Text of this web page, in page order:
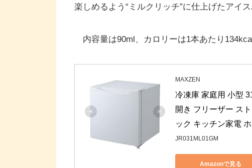
楽しめるよう“ミルクリッチ”に仕上げたアイス
内容量は90ml、カロリーは1本あたり
MAXZEN
冷凍庫 家庭用 小型
開き フリーザー ス
ック キッチン家電
JR031ML01GM
Amazonで見る